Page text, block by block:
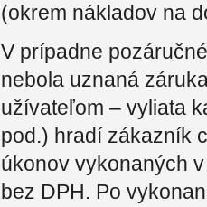
(okrem nákladov na
V prípadne
nebola uznaná
užívateľom – vyliata
pod.) hradí zákazník
úkonov vykonaných
bez DPH. Po